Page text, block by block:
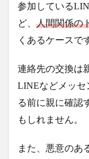
参加している
ど、 人間関係の
くあるケースで
連絡先の交換は
LINEなどメッセ
る前に親に確認
もしれません。
また、悪意のあ